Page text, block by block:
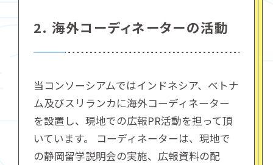
2. 海外コーディネーターの活動
当コンソーシアムではインドネシア、ベトナ
ム及びスリランカに海外コーディネーター
を設置し、現地での広報PR活動を担って頂
いています。 コーディネーターは、現地で
の静岡留学説明会の実施、広報資料の配